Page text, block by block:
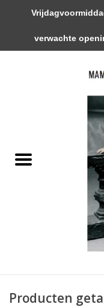
Handwerk Toebehoren
Magazines / Patronen /
Producten
verwachte